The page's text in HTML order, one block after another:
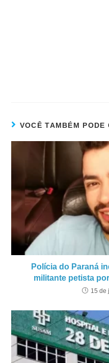
VOCÊ TAMBÉM PODE
Polícia do Paraná
militante petista
15 de